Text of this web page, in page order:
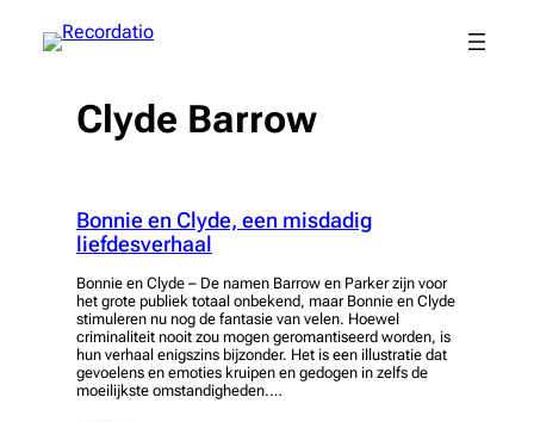
naar
Clyde Barrow
Bonnie en Clyde, een misdadig
liefdesverhaal
Bonnie en Clyde – De namen Barrow en Parker zijn voor
het grote publiek totaal onbekend, maar Bonnie en Clyde
stimuleren nu nog de fantasie van velen. Hoewel
criminaliteit nooit zou mogen geromantiseerd worden, is
hun verhaal enigszins bijzonder. Het is een illustratie dat
gevoelens en emoties kruipen en gedogen in zelfs de
moeilijkste omstandigheden.…